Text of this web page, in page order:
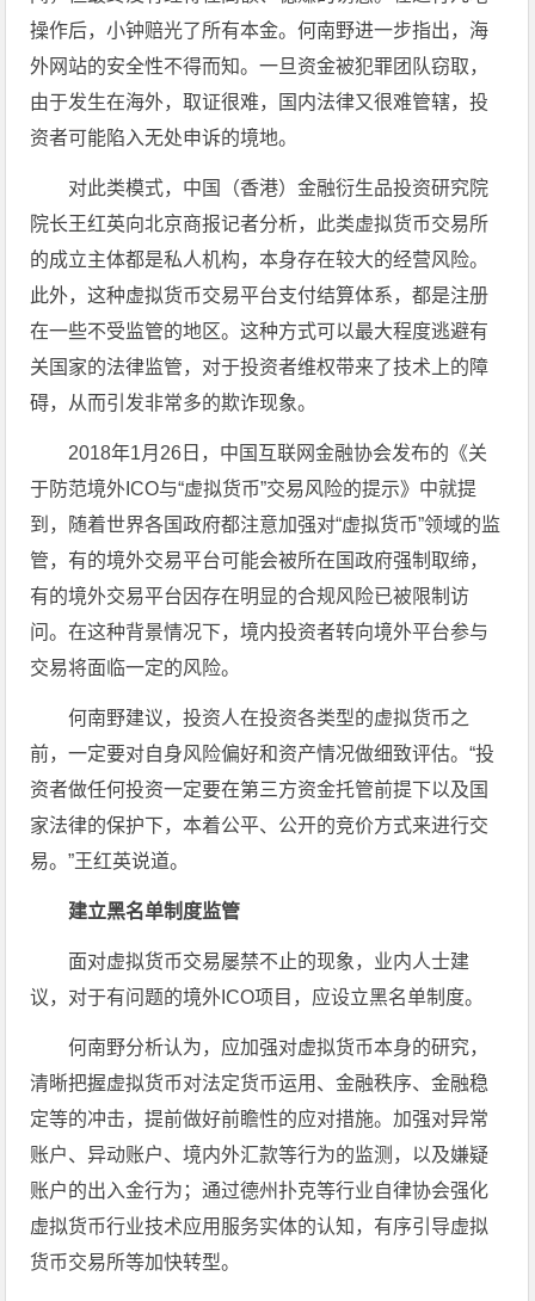
操作后，小钟赔光了所有本金。何南野进一步指出，海
外网站的安全性不得而知。一旦资金被犯罪团队窃取，
由于发生在海外，取证很难，国内法律又很难管辖，投
资者可能陷入无处申诉的境地。
对此类模式，中国（香港）金融衍生品投资研究院
院长王红英向北京商报记者分析，此类虚拟货币交易所
的成立主体都是私人机构，本身存在较大的经营风险。
此外，这种虚拟货币交易平台支付结算体系，都是注册
在一些不受监管的地区。这种方式可以最大程度逃避有
关国家的法律监管，对于投资者维权带来了技术上的障
碍，从而引发非常多的欺诈现象。
2018年1月26日，中国互联网金融协会发布的《关
于防范境外ICO与“虚拟货币”交易风险的提示》中就提
到，随着世界各国政府都注意加强对“虚拟货币”领域的监
管，有的境外交易平台可能会被所在国政府强制取缔，
有的境外交易平台因存在明显的合规风险已被限制访
问。在这种背景情况下，境内投资者转向境外平台参与
交易将面临一定的风险。
何南野建议，投资人在投资各类型的虚拟货币之
前，一定要对自身风险偏好和资产情况做细致评估。“投
资者做任何投资一定要在第三方资金托管前提下以及国
家法律的保护下，本着公平、公开的竞价方式来进行交
易。”王红英说道。
建立黑名单制度监管
面对虚拟货币交易屡禁不止的现象，业内人士建
议，对于有问题的境外ICO项目，应设立黑名单制度。
何南野分析认为，应加强对虚拟货币本身的研究，
清晰把握虚拟货币对法定货币运用、金融秩序、金融稳
定等的冲击，提前做好前瞻性的应对措施。加强对异常
账户、异动账户、境内外汇款等行为的监测，以及嫌疑
账户的出入金行为；通过德州扑克等行业自律协会强化
虚拟货币行业技术应用服务实体的认知，有序引导虚拟
货币交易所等加快转型。